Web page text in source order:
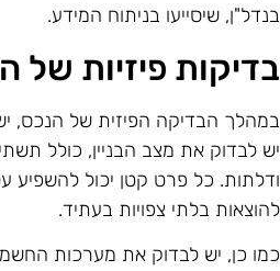
שיסייעו בניתוח המידע.
פיזיות של
הבדיקה הפיזית של הנכס,
לבדוק את מצב הבניין, כולל
כל פרט קטן יכול להשפיע
בלתי צפויות בעתיד.
כן, יש לבדוק את מערכות